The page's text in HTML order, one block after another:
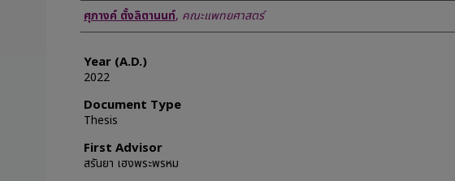
Author
ศุภางค์ ตั้งลิตานนท์, คณะแพทยศาสตร์
Year (A.D.)
2022
Document Type
Thesis
First Advisor
สรันยา เฮงพระพรหม